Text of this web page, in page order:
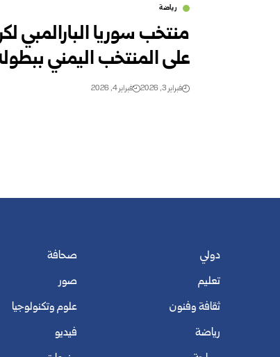
رياضة
منتخب سوريا البارالمبي
على المنتخب اليمني
فبراير 3, 2026 فبراير 4, 2026
دولي
تعليم
ثقافة وفنون
رياضة
صحافة
صور
علوم وتكنولوجيا
فيديو